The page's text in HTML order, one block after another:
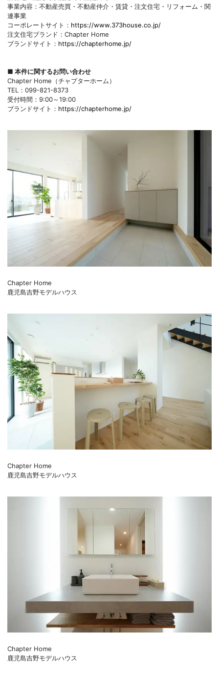
事業内容：不動産売買・不動産仲介・賃貸・注文住宅・リフォーム・関
連事業
コーポレートサイト： https://www.373house.co.jp/
注文住宅ブランド：Chapter Home
ブランドサイト： https://chapterhome.jp/
■ 本件に関するお問い合わせ
Chapter Home（チャプターホーム）
TEL：099-821-8373
受付時間：9:00～19:00
ブランドサイト： https://chapterhome.jp/
Chapter Home
鹿児島吉野モデルハウス
Chapter Home
鹿児島吉野モデルハウス
Chapter Home
鹿児島吉野モデルハウス